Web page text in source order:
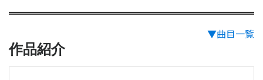
▼曲目一覧
作品紹介